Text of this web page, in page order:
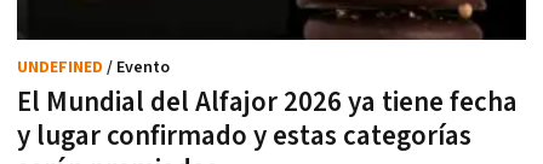
El Mundial del Alfajor 2026 ya tiene fecha
y lugar confirmado y estas categorías
UNDEFINED / Evento